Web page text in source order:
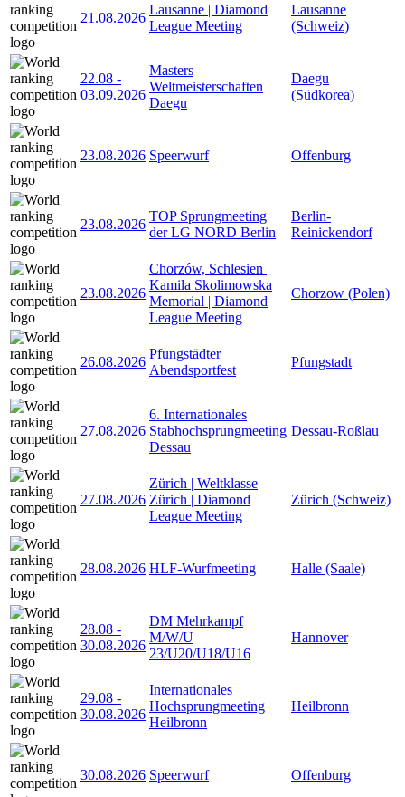
21.08.2026
Lausanne | Diamond
League Meeting
Lausanne
(Schweiz)
22.08 -
03.09.2026
Masters
Weltmeisterschaften
Daegu
Daegu
(Südkorea)
23.08.2026 Speerwurf Offenburg
23.08.2026
TOP Sprungmeeting
der LG NORD Berlin
Berlin-
Reinickendorf
23.08.2026
Chorzów, Schlesien |
Kamila Skolimowska
Memorial | Diamond
League Meeting
Chorzow (Polen)
26.08.2026
Pfungstädter
Abendsportfest
Pfungstadt
27.08.2026
6. Internationales
Stabhochsprungmeeting
Dessau
Dessau-Roßlau
27.08.2026
Zürich | Weltklasse
Zürich | Diamond
League Meeting
Zürich (Schweiz)
28.08.2026 HLF-Wurfmeeting Halle (Saale)
28.08 -
30.08.2026
DM Mehrkampf
M/W/U
23/U20/U18/U16
Hannover
29.08 -
30.08.2026
Internationales
Hochsprungmeeting
Heilbronn
Heilbronn
30.08.2026 Speerwurf Offenburg